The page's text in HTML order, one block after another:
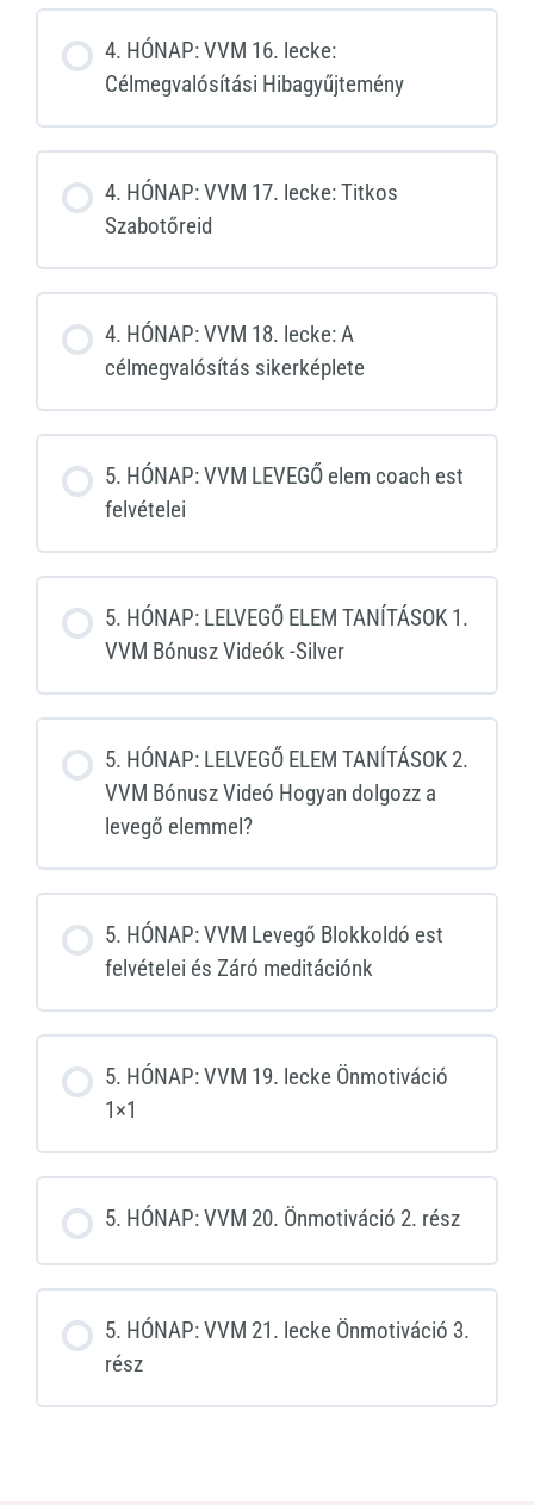
4. HÓNAP: VVM 16. lecke:
Célmegvalósítási Hibagyűjtemény
4. HÓNAP: VVM 17. lecke: Titkos
Szabotőreid
4. HÓNAP: VVM 18. lecke: A
célmegvalósítás sikerképlete
5. HÓNAP: VVM LEVEGŐ elem coach est
felvételei
5. HÓNAP: LELVEGŐ ELEM TANÍTÁSOK 1.
VVM Bónusz Videók -Silver
5. HÓNAP: LELVEGŐ ELEM TANÍTÁSOK 2.
VVM Bónusz Videó Hogyan dolgozz a
levegő elemmel?
5. HÓNAP: VVM Levegő Blokkoldó est
felvételei és Záró meditációnk
5. HÓNAP: VVM 19. lecke Önmotiváció
1×1
5. HÓNAP: VVM 20. Önmotiváció 2. rész
5. HÓNAP: VVM 21. lecke Önmotiváció 3.
rész